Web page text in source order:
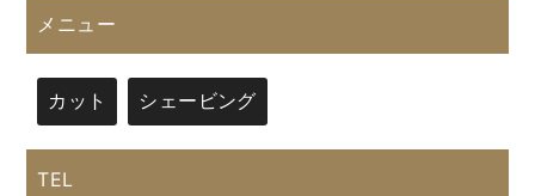
メニュー
カット シェービング
TEL